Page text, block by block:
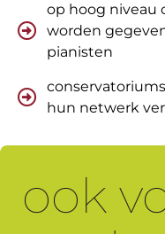
op hoog niveau
worden
pianisten
hun netwerk
ook